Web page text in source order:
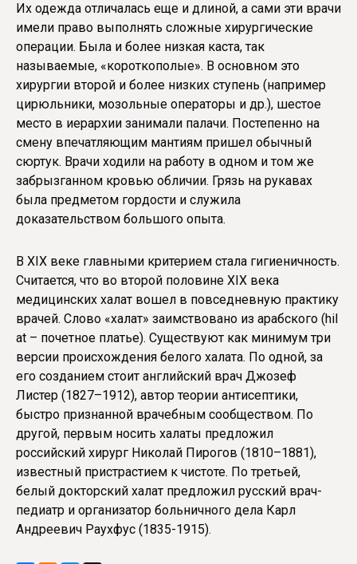
Их одежда отличалась еще и длиной, а сами эти врачи
имели право выполнять сложные хирургические
операции. Была и более низкая каста, так
называемые, «короткополые». В основном это
хирургии второй и более низких ступень (например
цирюльники, мозольные операторы и др.), шестое
место в иерархии занимали палачи. Постепенно на
смену впечатляющим мантиям пришел обычный
сюртук. Врачи ходили на работу в одном и том же
забрызганном кровью обличии. Грязь на рукавах
была предметом гордости и служила
доказательством большого опыта.
В XIX веке главными критерием стала гигиеничность.
Считается, что во второй половине XIX века
медицинских халат вошел в повседневную практику
врачей. Слово «халат» заимствовано из арабского (hil
at – почетное платье). Существуют как минимум три
версии происхождения белого халата. По одной, за
его созданием стоит английский врач Джозеф
Листер (1827–1912), автор теории антисептики,
быстро признанной врачебным сообществом. По
другой, первым носить халаты предложил
российский хирург Николай Пирогов (1810–1881),
известный пристрастием к чистоте. По третьей,
белый докторский халат предложил русский врач-
педиатр и организатор больничного дела Карл
Андреевич Раухфус (1835-1915).